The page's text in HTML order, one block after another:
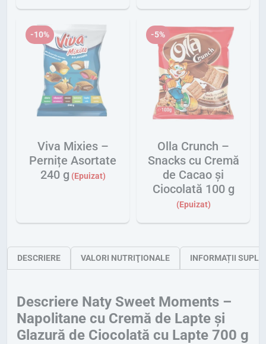
-10%
Viva Mixies –
Pernițe Asortate
240 g
-5%
Olla Crunch –
Snacks cu Cremă
de Cacao și
Ciocolată 100 g
DESCRIERE VALORI NUTRIŢIONALE INFORMAȚII
Descriere Naty Sweet Moments –
Napolitane cu Cremă de Lapte și
Glazură de Ciocolată cu Lapte 700 g